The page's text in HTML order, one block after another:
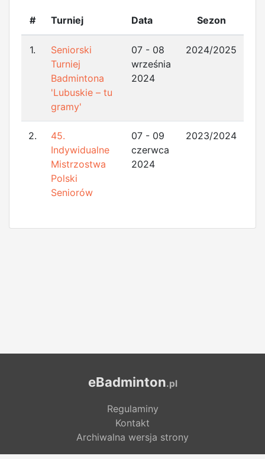
# Turniej Data Sezon
1.
Seniorski
Turniej
Badmintona
'Lubuskie – tu
gramy'
07 - 08
września
2024
2024/2025
2.
45.
Indywidualne
Mistrzostwa
Polski
Seniorów
07 - 09
czerwca
2024
2023/2024
eBadminton.pl
Regulaminy
Kontakt
Archiwalna wersja strony